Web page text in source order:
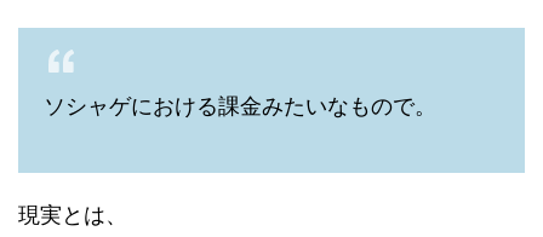
ソシャゲにおける課金みたいなもので。
現実とは、